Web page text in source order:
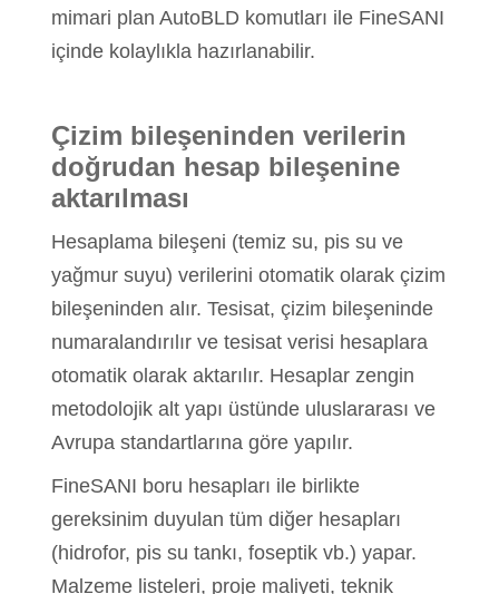
mimari plan AutoBLD komutları ile FineSANI
içinde kolaylıkla hazırlanabilir.
Çizim bileşeninden verilerin
doğrudan hesap bileşenine
aktarılması
Hesaplama bileşeni (temiz su, pis su ve
yağmur suyu) verilerini otomatik olarak çizim
bileşeninden alır. Tesisat, çizim bileşeninde
numaralandırılır ve tesisat verisi hesaplara
otomatik olarak aktarılır. Hesaplar zengin
metodolojik alt yapı üstünde uluslararası ve
Avrupa standartlarına göre yapılır.
FineSANI boru hesapları ile birlikte
gereksinim duyulan tüm diğer hesapları
(hidrofor, pis su tankı, foseptik vb.) yapar.
Malzeme listeleri, proje maliyeti, teknik